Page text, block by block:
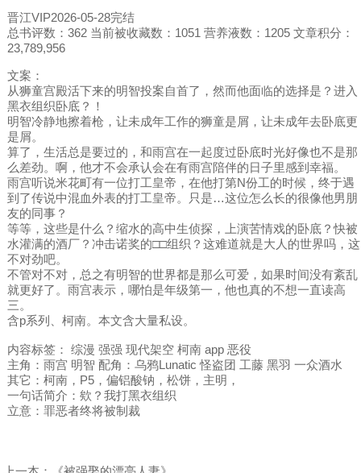
晋江VIP2026-05-28完结
总书评数：362 当前被收藏数：1051 营养液数：1205 文章积分：
23,789,956
文案：
从狮童宫殿活下来的明智投案自首了，然而他面临的选择是？进入
黑衣组织卧底？！
明智冷静地擦着枪，让未成年工作的狮童是屑，让未成年去卧底更
是屑。
算了，生活总是要过的，和雨宫在一起度过卧底时光好像也不是那
么差劲。啊，他才不会承认会在有雨宫陪伴的日子里感到幸福。
雨宫听说米花町有一位打工皇帝，在他打第N份工的时候，终于遇
到了传说中混血外表的打工皇帝。只是…这位怎么长的很像他男朋
友的同事？
等等，这些是什么？缩水的高中生侦探，上演苦情戏的卧底？快被
水灌满的酒厂？冲击诺奖的□□组织？这难道就是大人的世界吗，这
不对劲吧。
不管对不对，总之有明智的世界都是那么可爱，如果时间没有紊乱
就更好了。雨宫表示，哪怕是年级第一，他也真的不想一直读高
三。
含p系列、柯南。本文含大量私设。
内容标签： 综漫 强强 现代架空 柯南 app 恶役
主角：雨宫 明智 配角：乌鸦Lunatic 怪盗团 工藤 黑羽 一众酒水
其它：柯南，P5，偏铝酸钠，松饼，主明，
一句话简介：欸？我打黑衣组织
立意：罪恶者终将被制裁